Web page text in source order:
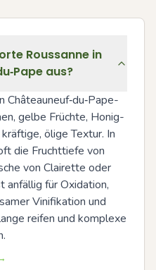
Roussanne in
aus?
gelbe Früchte, Honig-
ölige Textur. In
die Fruchttiefe von
von Clairette oder
anfällig für Oxidation,
Vinifikation und
reifen und komplexe